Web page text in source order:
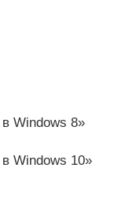
Windows 8»
Windows 10»